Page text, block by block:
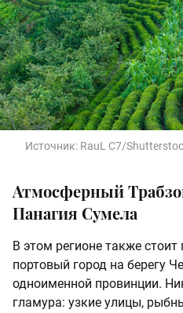
Источник: RauL C7/
Атмосферный
Панагия Сумела
В этом регионе также
портовый город на берегу
одноименной провинции.
гламура: узкие улицы,